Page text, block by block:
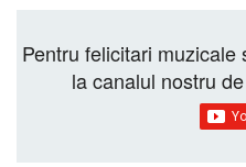
Pentru felicitari
la canalul nostru